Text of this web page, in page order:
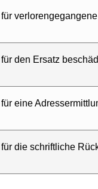
für
für den Ersatz
für eine
für die schriftliche